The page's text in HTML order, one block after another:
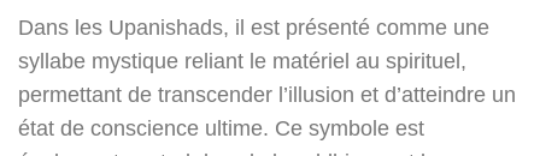
Dans les Upanishads, il est présenté comme une
syllabe mystique reliant le matériel au spirituel,
permettant de transcender l’illusion et d’atteindre un
état de conscience ultime. Ce symbole est